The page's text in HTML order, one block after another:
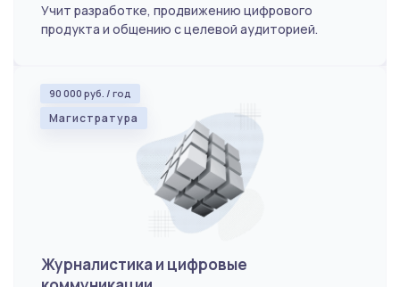
Учит разработке, продвижению цифрового
продукта и общению с целевой аудиторией.
90 000 руб. / год
Магистратура
Журналистика и цифровые